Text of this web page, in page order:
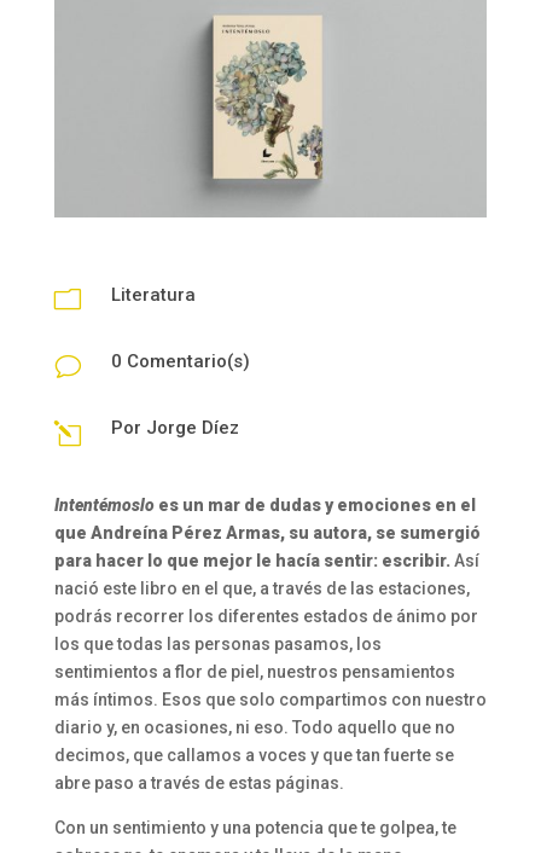
m Literatura
v 0 Comentario(s)
l Por Jorge Díez
Intentémosloes un mar de dudas y emociones en el
que Andreína Pérez Armas, su autora, se sumergió
para hacer lo que mejor le hacía sentir: escribir. Así
nació este libro en el que, a través de las estaciones,
podrás recorrer los diferentes estados de ánimo por
los que todas las personas pasamos, los
sentimientos a flor de piel, nuestros pensamientos
más íntimos. Esos que solo compartimos con nuestro
diario y, en ocasiones, ni eso. Todo aquello que no
decimos, que callamos a voces y que tan fuerte se
abre paso a través de estas páginas.
Con un sentimiento y una potencia que te golpea, te